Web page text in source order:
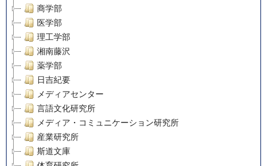
商学部
医学部
理工学部
湘南藤沢
薬学部
日吉紀要
メディアセンター
言語文化研究所
メディア・コミュニケーション研究所
産業研究所
斯道文庫